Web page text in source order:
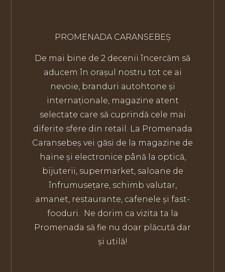
PROMENADA CARANSEBEȘ
De mai bine de 2 decenii încercăm să
aducem în orașul nostru tot ce ai
nevoie, branduri autohtone și
internaționale, magazine atent
selectate care să cuprindă cele mai
diferite sfere din retail. La Promenada
Caransebeș vei găsi de la magazine de
haine și electronice până la optică,
bijuterii, supermarket, saloane de
înfrumusețare, schimb valutar,
amanet, restaurante, cafenele și fast-
fooduri. Ne dorim ca vizita ta la
Promenada să fie nu doar plăcută dar
și utilă!